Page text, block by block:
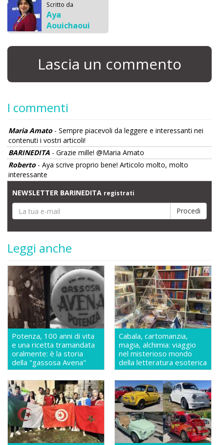
Scritto da
Aya
Aouichaoui
Lascia un commento
I commenti
Maria Amato - Sempre piacevoli da leggere e interessanti nei
contenuti i vostri articoli!
BARINEDITA - Grazie mille! @Maria Amato
Roberto- Aya scrive proprio bene! Articolo molto, molto
interessante
NEWSLETTER BARINEDITA registrati
Leggi anche
Potenza, 100 anni di vita
e una ricetta tramandata
oralmente: è la storia
della "gassosa Avena"
Cabala, cartomanzia,
magia, alchimia: viaggio
nel misterioso mondo
della letteratura esoterica